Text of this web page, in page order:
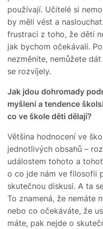
používají. Učitelé si
by měli vést a
frustraci z toho, že děti
jak bychom očekávali.
nezměníte, nemůžete
se rozvíjely.
Jak jdou dohromady
myšlení a tendence
co ve škole děti dělají?
Většina hodnocení ve
jednotlivých obsahů –
událostem tohoto a
o co jde nám ve filosofii
skutečnou diskusi. A ta
To znamená, že nemáte
nebo co očekáváte, že
máte, pak nejde o